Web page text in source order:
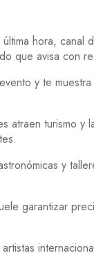
hora, canal
que avisa con
y te muestra
atraen turismo y
y
garantizar